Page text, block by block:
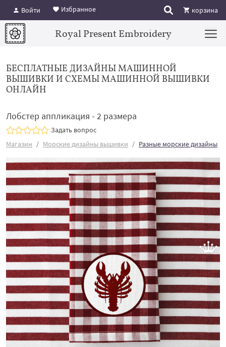
Войти Избранное корзина
Royal Present Embroidery
БЕСПЛАТНЫЕ ДИЗАЙНЫ МАШИННОЙ
ВЫШИВКИ И СХЕМЫ МАШИННОЙ ВЫШИВКИ
ОНЛАЙН
Лобстер аппликация - 2 размера
Задать вопрос
Магазин
Морские дизайны вышивки Разные морские дизайны